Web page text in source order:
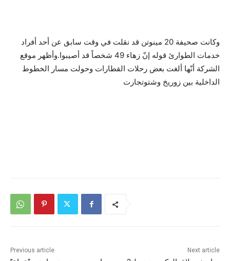
وكانت صحيفة 20 مينوتن قد نقلت في وقت سابق عن أحد أفراد
خدمات الطوارئ قوله إنّ زهاء 49 شخصاً قد أصيبوا.وأظهر موقع
الشركة أنّها ألغت بعض رحلات القطارات وحولت مسار الخطوط
الداخلية بين زوريخ وشتوتجارت
Previous article Next article